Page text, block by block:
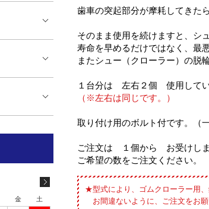
歯車の突起部分が摩耗してきた
そのまま使用を続けますと、シ
寿命を早めるだけではなく、最
またシュー（クローラー）の脱
１台分は 左右２個 使用してい
（※左右は同じです。）
取り付け用のボルト付です。（
ご注文は １個から お受けしま
ご希望の数をご注文ください。
型式により、ゴムクローラー用
お間違ないように、ご注文をお願
金 土